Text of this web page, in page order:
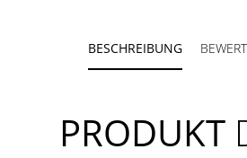
BESCHREIBUNG
PRODUKT